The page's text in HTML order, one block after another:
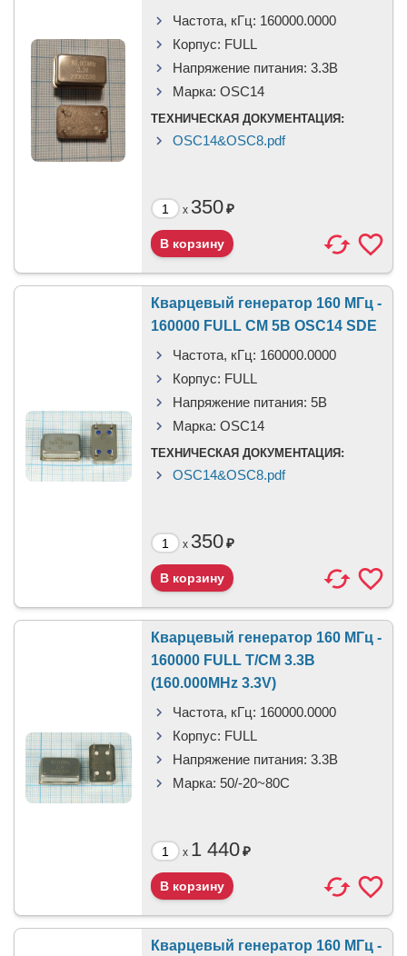
Частота, кГц: 160000.0000
Корпус: FULL
Напряжение питания: 3.3В
Марка: OSC14
ТЕХНИЧЕСКАЯ ДОКУМЕНТАЦИЯ:
OSC14&OSC8.pdf
x 350₽
Кварцевый генератор 160 МГц -
160000 FULL CM 5В OSC14 SDE
Частота, кГц: 160000.0000
Корпус: FULL
Напряжение питания: 5В
Марка: OSC14
ТЕХНИЧЕСКАЯ ДОКУМЕНТАЦИЯ:
OSC14&OSC8.pdf
x 350₽
Кварцевый генератор 160 МГц -
160000 FULL T/CM 3.3В
(160.000MHz 3.3V)
Частота, кГц: 160000.0000
Корпус: FULL
Напряжение питания: 3.3В
Марка: 50/-20~80C
x 1 440₽
Кварцевый генератор 160 МГц -